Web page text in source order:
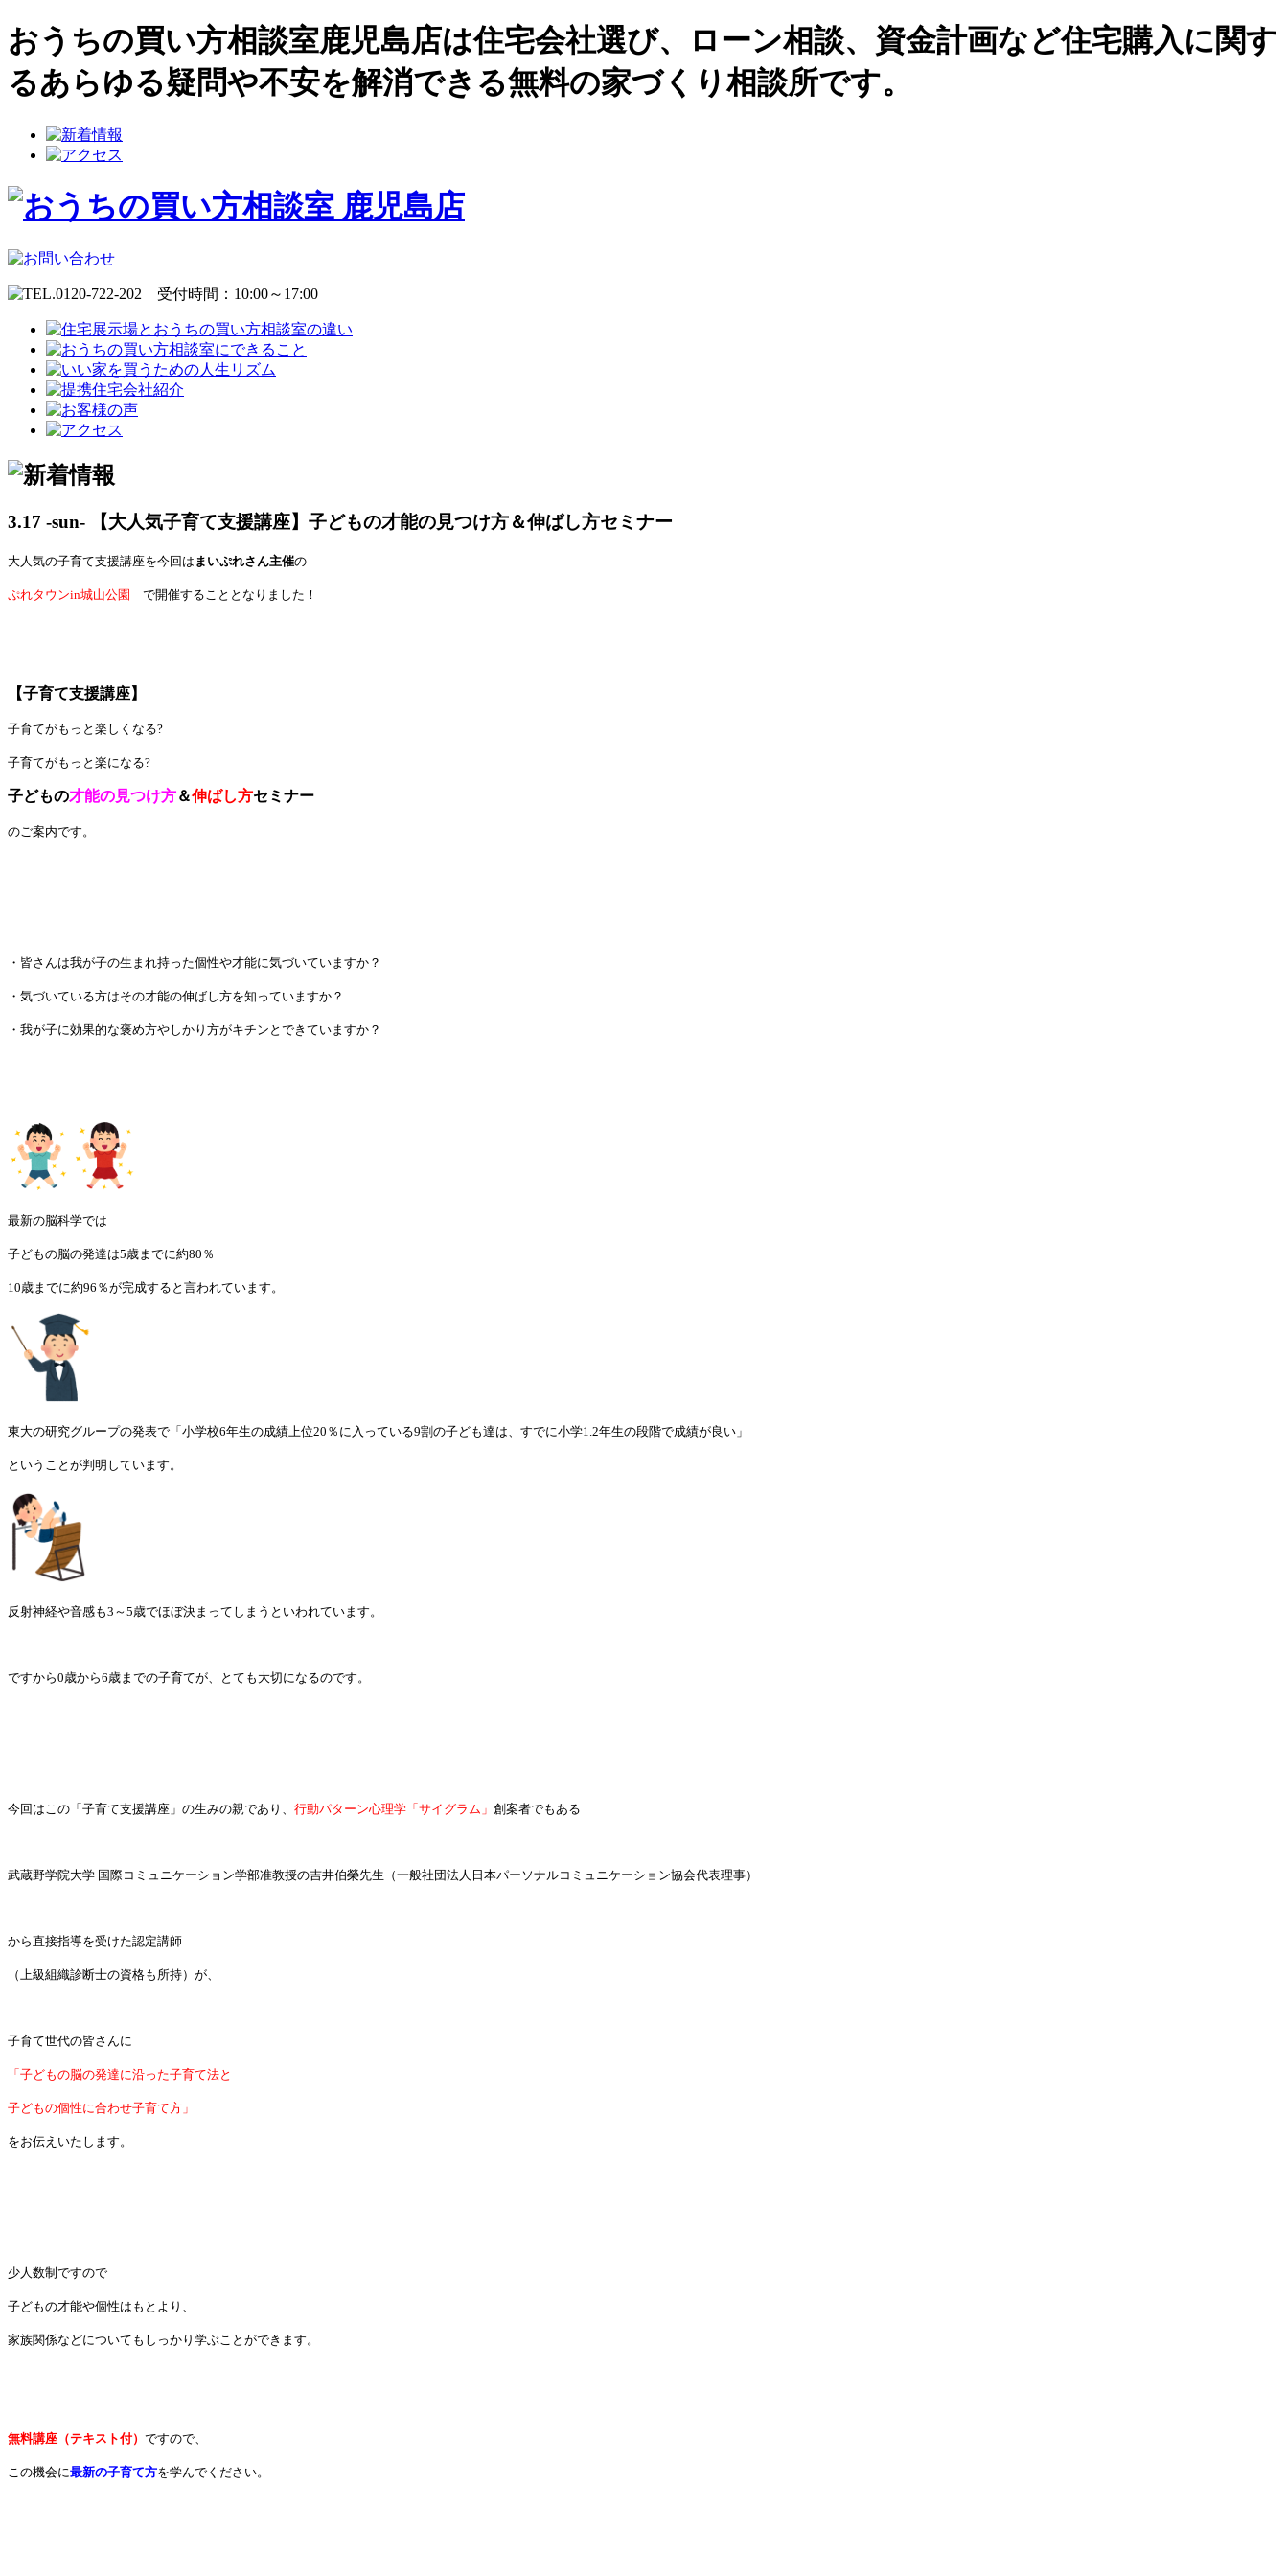
おうちの買い方相談室鹿児島店は住宅会社選び、ローン相談、資金計画など住宅購入に関す
るあらゆる疑問や不安を解消できる無料の家づくり相談所です。
3.17 -sun- 【大人気子育て支援講座】子どもの才能の見つけ方＆伸ばし方セミナー
大人気の子育て支援講座を今回は まいぷれさん主催の
ぷれタウンin城山公園 で開催することとなりました！
【子育て支援講座】
子育てがもっと楽しくなる?
子育てがもっと楽になる?
子どもの才能の見つけ方＆伸ばし方セミナー
のご案内です。
・皆さんは我が子の生まれ持った個性や才能に気づいていますか？
・気づいている方はその才能の伸ばし方を知っていますか？
・我が子に効果的な褒め方やしかり方がキチンとできていますか？
最新の脳科学では
子どもの脳の発達は5歳までに約80％
10歳までに約96％が完成すると言われています。
東大の研究グループの発表で「小学校6年生の成績上位20％に入っている9割の子ども達は、すでに小学1.2年生の段階で成績が良い」
ということが判明しています。
反射神経や音感も3～5歳でほぼ決まってしまうといわれています。
ですから0歳から6歳までの子育てが、とても大切になるのです。
今回はこの「子育て支援講座」の生みの親であり、 行動パターン心理学「サイグラム」 創案者でもある
武蔵野学院大学 国際コミュニケーション学部准教授の吉井伯榮先生（一般社団法人日本パーソナルコミュニケーション協会代表理事）
から直接指導を受けた認定講師
（上級組織診断士の資格も所持）が、
子育て世代の皆さんに
「子どもの脳の発達に沿った子育て法と
子どもの個性に合わせ子育て方」
をお伝えいたします。
少人数制ですので
子どもの才能や個性はもとより、
家族関係などについても しっかり学ぶことができます。
無料講座（テキスト付） ですので、
この機会に最新の子育て方を学んでください。